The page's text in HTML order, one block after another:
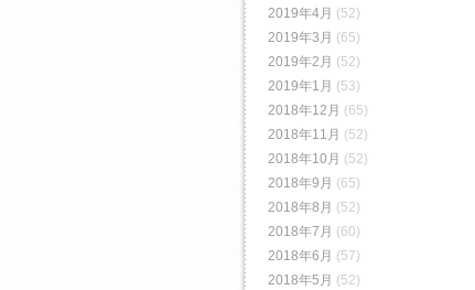
2019年4月 (52)
2019年3月 (65)
2019年2月 (52)
2019年1月 (53)
2018年12月 (65)
2018年11月 (52)
2018年10月 (52)
2018年9月 (65)
2018年8月 (52)
2018年7月 (60)
2018年6月 (57)
2018年5月 (52)